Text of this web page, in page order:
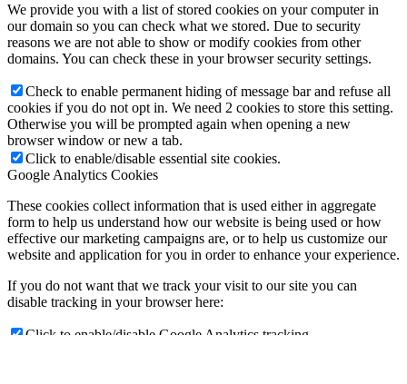
We provide you with a list of stored cookies on your computer in
our domain so you can check what we stored. Due to security
reasons we are not able to show or modify cookies from other
domains. You can check these in your browser security settings.
Check to enable permanent hiding of message bar and refuse all
cookies if you do not opt in. We need 2 cookies to store this setting.
Otherwise you will be prompted again when opening a new
browser window or new a tab.
Click to enable/disable essential site cookies.
Google Analytics Cookies
These cookies collect information that is used either in aggregate
form to help us understand how our website is being used or how
effective our marketing campaigns are, or to help us customize our
website and application for you in order to enhance your experience.
If you do not want that we track your visit to our site you can
disable tracking in your browser here:
Click to enable/disable Google Analytics tracking.